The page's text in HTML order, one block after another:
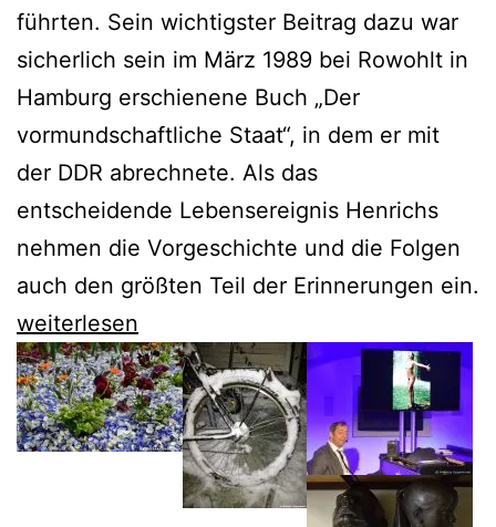
führten. Sein wichtigster Beitrag dazu war
sicherlich sein im März 1989 bei Rowohlt in
Hamburg erschienene Buch „Der
vormundschaftliche Staat“, in dem er mit
der DDR abrechnete. Als das
entscheidende Lebensereignis Henrichs
nehmen die Vorgeschichte und die Folgen
auch den größten Teil der Erinnerungen ein.
Zum
75.
erscheinen
die
weiterlesen